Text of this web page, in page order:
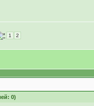
1 2
0)